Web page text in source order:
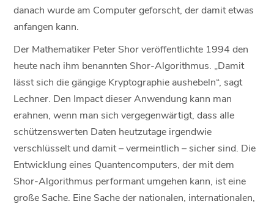
danach wurde am Computer geforscht, der damit etwas
anfangen kann.
Der Mathematiker Peter Shor veröffentlichte 1994 den
heute nach ihm benannten Shor-Algorithmus. „Damit
lässt sich die gängige Kryptographie aushebeln“, sagt
Lechner. Den Impact dieser Anwendung kann man
erahnen, wenn man sich vergegenwärtigt, dass alle
schützenswerten Daten heutzutage irgendwie
verschlüsselt und damit – vermeintlich – sicher sind. Die
Entwicklung eines Quantencomputers, der mit dem
Shor-Algorithmus performant umgehen kann, ist eine
große Sache. Eine Sache der nationalen, internationalen,